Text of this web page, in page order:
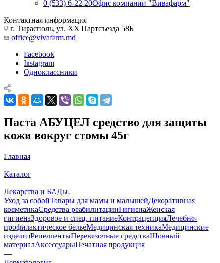
0 (533) 6-22-20Офис компании "Вивафарм"
Контактная информация
г. Тирасполь, ул. ХХ Партсъезда 58Б
office@vivafarm.md
Facebook
Instagram
Одноклассники
Паста АБУЦЕЛ средство для защиты
кожи вокруг стомы 45г
Главная
—
Каталог
—
Лекарства и БАДы
Уход за собойТовары для мамы и малышейДекоративная
косметикаСредства реабилитацииГигиенаЖенская
гигиенаЗдоровое и спец. питаниеКонтрацепцияЛечебно-
профилактическое бельеМедицинская техникаМедицинские
изделияРепеллентыПеревязочные средстваШовный
материалАксессуарыПечатная продукция
—